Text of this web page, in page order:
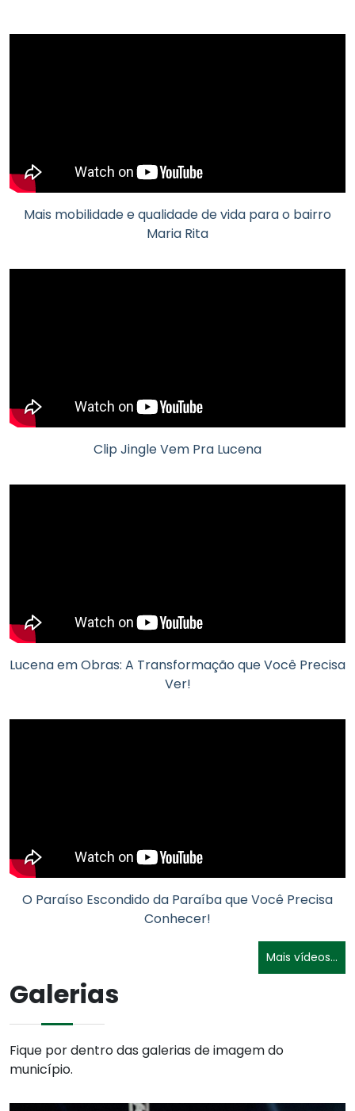
Mais mobilidade e qualidade de vida para o bairro
Maria Rita
Clip Jingle Vem Pra Lucena
Lucena em Obras: A Transformação que Você Precisa
Ver!
O Paraíso Escondido da Paraíba que Você Precisa
Conhecer!
Mais vídeos...
Galerias
Fique por dentro das galerias de imagem do
município.